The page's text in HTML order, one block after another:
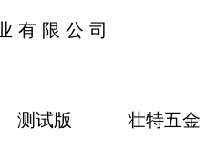
有限公司
测试版 壮特五金